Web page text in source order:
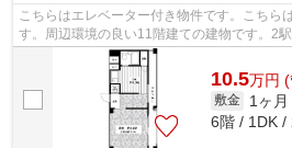
こちらはエレベーター付き物件です。こちら
す。周辺環境の良い11階建ての建物です。2
先に合わせて使い分けができます。渋谷区...
10.5万円 (
敷金 1ヶ月
6階 / 1DK /